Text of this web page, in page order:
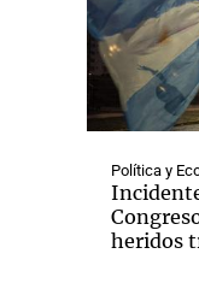
Política y
heridos